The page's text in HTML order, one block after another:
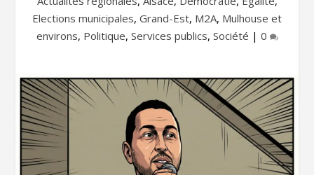
Elections municipales, Grand-Est, M2A, Mulhouse et
environs, Politique, Services publics, Société | 0